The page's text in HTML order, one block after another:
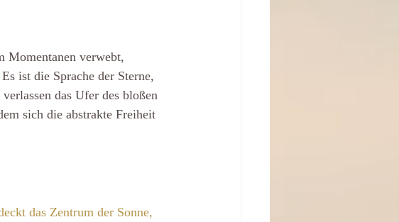
Momentanen verwebt,
ist die Sprache der Sterne,
das Ufer des bloßen
sich die abstrakte Freiheit
das Zentrum der Sonne,